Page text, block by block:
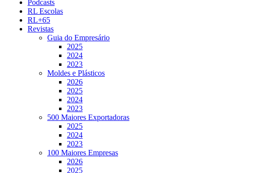
Podcasts
RL Escolas
RL+65
Revistas
Guia do Empresário
2025
2024
2023
Moldes e Plásticos
2026
2025
2024
2023
500 Maiores Exportadoras
2025
2024
2023
100 Maiores Empresas
2026
2025